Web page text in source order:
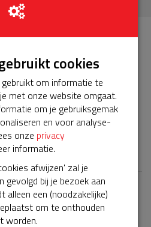
BuurtAED verloopt bijna en
onze AED gebruiksklaar
voor ons servicepakket!
donaties
alle
cookies
om informatie te
met onze website omgaat.
om je gebruiksgemak
en voor analyse-
onze privacy
informatie.
afwijzen' zal je
bij je bezoek aan
alleen een (noodzakelijke)
om te onthouden
worden.